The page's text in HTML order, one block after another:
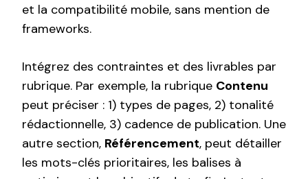
et la compatibilité mobile, sans mention de
frameworks.
Intégrez des contraintes et des livrables par
rubrique. Par exemple, la rubrique Contenu
peut préciser : 1) types de pages, 2) tonalité
rédactionnelle, 3) cadence de publication. Une
autre section, Référencement, peut détailler
les mots-clés prioritaires, les balises à